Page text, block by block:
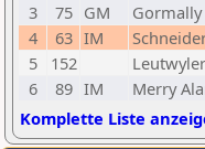
3
75 GM
4
63 IM
5
152
6
89 IM Merry
Komplette Liste